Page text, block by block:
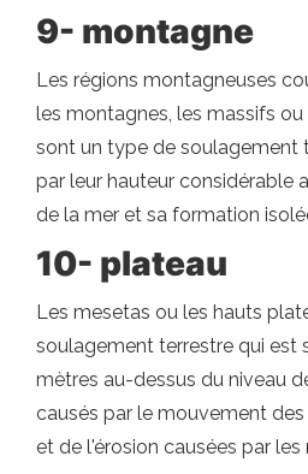
9- montagne
Les régions montagneuses
les montagnes, les massifs
sont un type de soulagement
par leur hauteur considérable
de la mer et sa formation
10- plateau
Les mesetas ou les hauts
soulagement terrestre qui est
mètres au-dessus du niveau
causés par le mouvement
et de l'érosion causées par les